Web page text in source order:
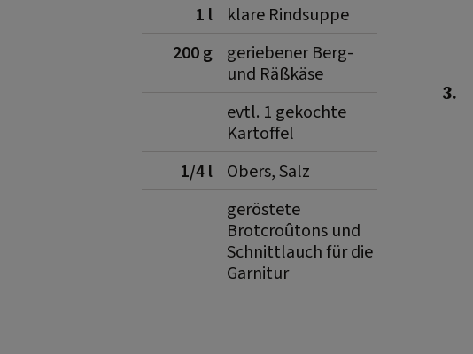
1 l
klare Rindsuppe
200 g
geriebener Berg-
und Räßkäse
evtl. 1 gekochte
Kartoffel
1/4 l
Obers, Salz
geröstete
Brotcroûtons und
Schnittlauch für die
Garnitur